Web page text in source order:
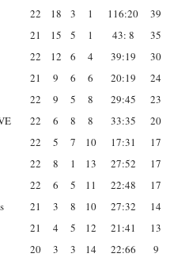
22 18 3 1 116:20
39
21 15 5 1 43: 8
35
22 12 6 4 39:19
30
21 9 6 6 20:19
24
22 9 5 8 29:45
23
22 6 8 8 33:35
20
22 5 7 10 17:31
17
22 8 1 13 27:52
17
22 6 5 11 22:48
17
21 3 8 10 27:32
14
21 4 5 12 21:41
13
20 3 3 14 22:66 9